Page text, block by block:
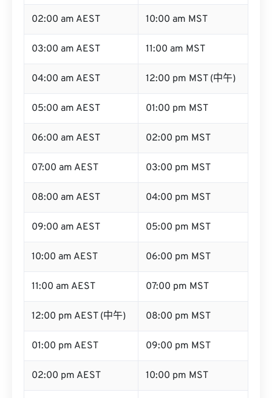
02:00 am AEST 10:00 am MST
03:00 am AEST 11:00 am MST
04:00 am AEST 12:00 pm MST (中午)
05:00 am AEST 01:00 pm MST
06:00 am AEST 02:00 pm MST
07:00 am AEST 03:00 pm MST
08:00 am AEST 04:00 pm MST
09:00 am AEST 05:00 pm MST
10:00 am AEST 06:00 pm MST
11:00 am AEST 07:00 pm MST
12:00 pm AEST (中午) 08:00 pm MST
01:00 pm AEST 09:00 pm MST
02:00 pm AEST 10:00 pm MST